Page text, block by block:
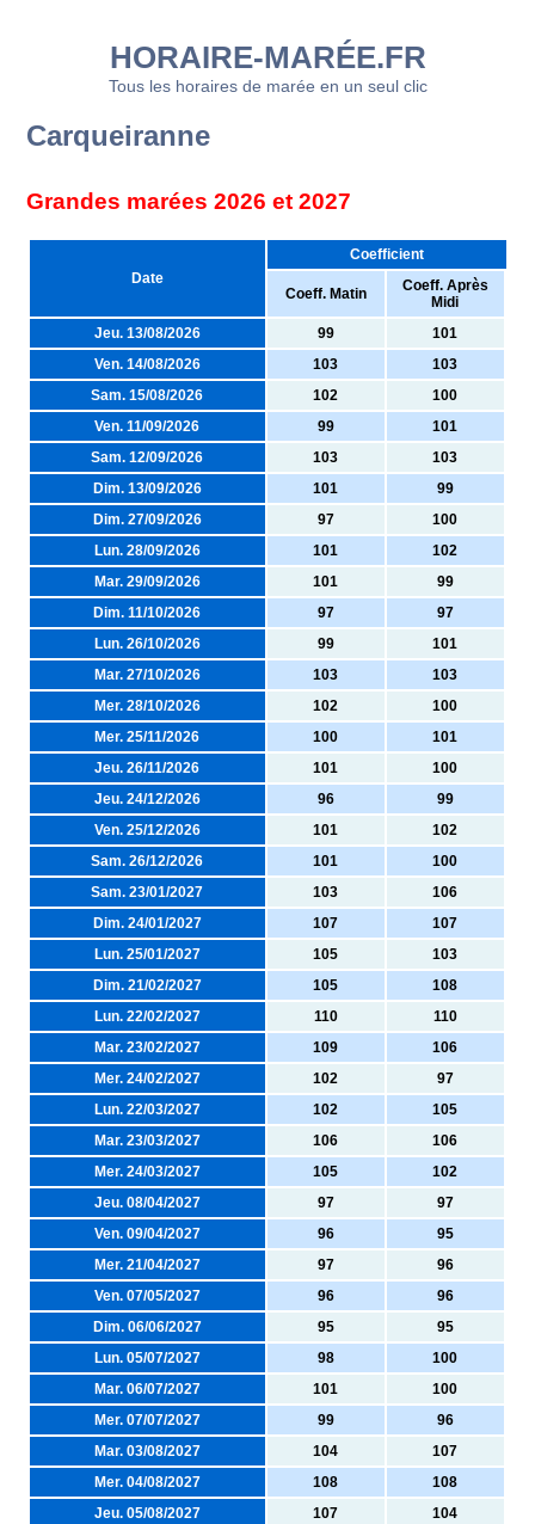
HORAIRE-MARÉE.FR
Tous les horaires de marée en un seul clic
Carqueiranne
Grandes marées 2026 et 2027
Date
Coefficient
Coeff. Matin
Coeff. Après
Midi
Jeu. 13/08/2026
99
101
Ven. 14/08/2026
103
103
Sam. 15/08/2026
102
100
Ven. 11/09/2026
99
101
Sam. 12/09/2026
103
103
Dim. 13/09/2026
101
99
Dim. 27/09/2026
97
100
Lun. 28/09/2026
101
102
Mar. 29/09/2026
101
99
Dim. 11/10/2026
97
97
Lun. 26/10/2026
99
101
Mar. 27/10/2026
103
103
Mer. 28/10/2026
102
100
Mer. 25/11/2026
100
101
Jeu. 26/11/2026
101
100
Jeu. 24/12/2026
96
99
Ven. 25/12/2026
101
102
Sam. 26/12/2026
101
100
Sam. 23/01/2027
103
106
Dim. 24/01/2027
107
107
Lun. 25/01/2027
105
103
Dim. 21/02/2027
105
108
Lun. 22/02/2027
110
110
Mar. 23/02/2027
109
106
Mer. 24/02/2027
102
97
Lun. 22/03/2027
102
105
Mar. 23/03/2027
106
106
Mer. 24/03/2027
105
102
Jeu. 08/04/2027
97
97
Ven. 09/04/2027
96
95
Mer. 21/04/2027
97
96
Ven. 07/05/2027
96
96
Dim. 06/06/2027
95
95
Lun. 05/07/2027
98
100
Mar. 06/07/2027
101
100
Mer. 07/07/2027
99
96
Mar. 03/08/2027
104
107
Mer. 04/08/2027
108
108
Jeu. 05/08/2027
107
104